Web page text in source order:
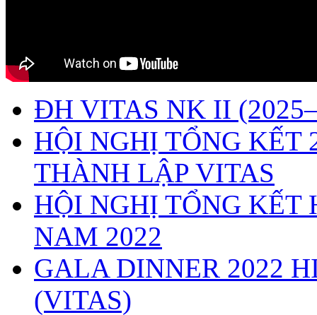
ĐH VITAS NK II
HỘI NGHỊ TỔNG
THÀNH LẬP VITAS
HỘI NGHỊ TỔNG KẾT
NAM 2022
GALA DINNER 2022
(VITAS)